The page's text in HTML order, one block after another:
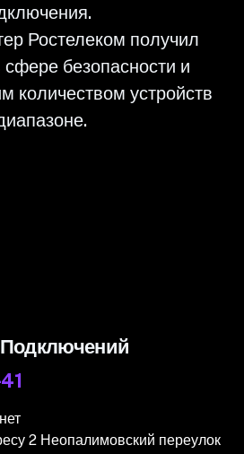
Ростелеком получил
безопасности и
количеством устройств
2 Неопалимовский переулок